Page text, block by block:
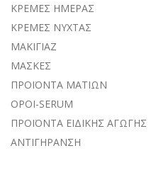
ΚΡΕΜΕΣ ΗΜΕΡΑΣ
ΚΡΕΜΕΣ ΝΥΧΤΑΣ
ΜΑΚΙΓΙΑΖ
ΜΑΣΚΕΣ
ΠΡΟΪΟΝΤΑ ΜΑΤΙΩΝ
ΟΡΟΙ-SERUM
ΠΡΟΪΟΝΤΑ ΕΙΔΙΚΗΣ ΑΓΩΓΗΣ
ΑΝΤΙΓΗΡΑΝΣΗ